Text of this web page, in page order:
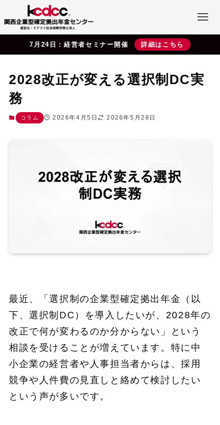
7月24日：経営者セミナー開催 詳細はこちら
2028改正が変える選択制DC実
務
コラム 2026年4月5日 2026年5月28日
最近、「選択制の企業型確定拠出年金（以
下、選択制DC）を導入したいが、2028年の
改正で何が変わるのか分からない」という
相談を受けることが増えています。特に中
小企業の経営者や人事担当者からは、採用
競争や人件費の見直しと絡めて検討したい
という声が多いです。